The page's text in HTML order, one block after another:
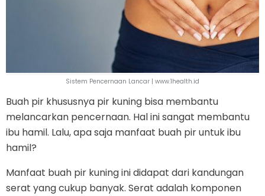
Sistem Pencernaan Lancar | www.1health.id
Buah pir khususnya pir kuning bisa membantu
melancarkan pencernaan. Hal ini sangat membantu
ibu hamil. Lalu, apa saja manfaat buah pir untuk ibu
hamil?
Manfaat buah pir kuning ini didapat dari kandungan
serat yang cukup banyak. Serat adalah komponen